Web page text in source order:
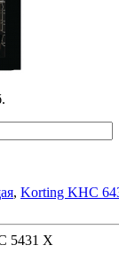
, Korting KHC
5431 X